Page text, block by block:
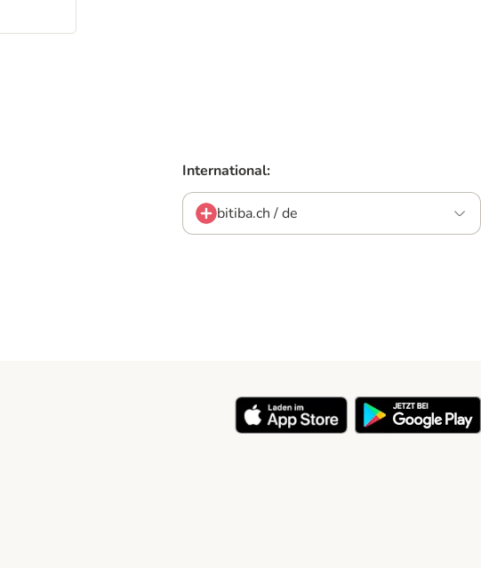
International:
bitiba.ch / de